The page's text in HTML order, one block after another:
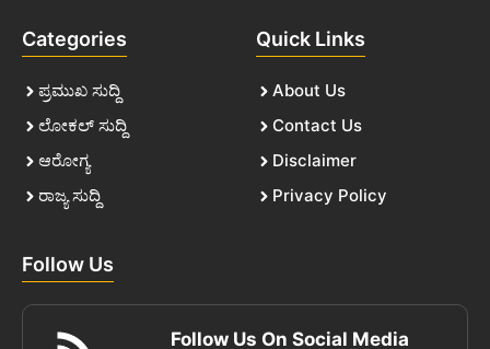
Categories
ಪ್ರಮುಖ ಸುದ್ದಿ
ಲೋಕಲ್ ಸುದ್ದಿ
ಆರೋಗ್ಯ
ರಾಜ್ಯ ಸುದ್ದಿ
Quick Links
About Us
Contact Us
Disclaimer
Privacy Policy
Follow Us
Follow Us On Social Media